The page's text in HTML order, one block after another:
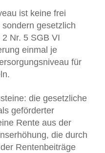
ist keine frei
gesetzlich
Nr. 5 SGB VI
einmal je
für
die gesetzliche
geförderter
Rente aus der
die durch
Rentenbeiträge